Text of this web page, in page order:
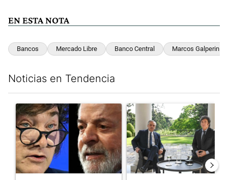
EN ESTA NOTA
Bancos Mercado Libre Banco Central Marcos Galperin
Noticias en Tendencia
Un artículo de tendencia con el título "Tensión Lula-Milei:
Un artículo de tendencia con